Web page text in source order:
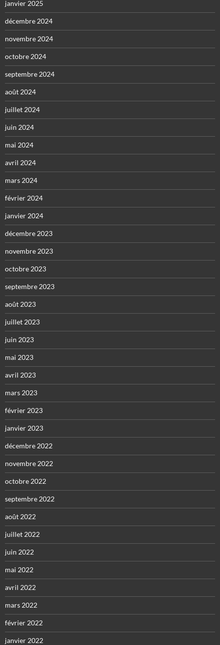
janvier 2025
décembre 2024
novembre 2024
octobre 2024
septembre 2024
août 2024
juillet 2024
juin 2024
mai 2024
avril 2024
mars 2024
février 2024
janvier 2024
décembre 2023
novembre 2023
octobre 2023
septembre 2023
août 2023
juillet 2023
juin 2023
mai 2023
avril 2023
mars 2023
février 2023
janvier 2023
décembre 2022
novembre 2022
octobre 2022
septembre 2022
août 2022
juillet 2022
juin 2022
mai 2022
avril 2022
mars 2022
février 2022
janvier 2022